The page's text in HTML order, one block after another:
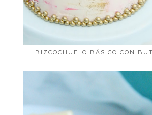
BIZCOCHUELO BÁSICO CON